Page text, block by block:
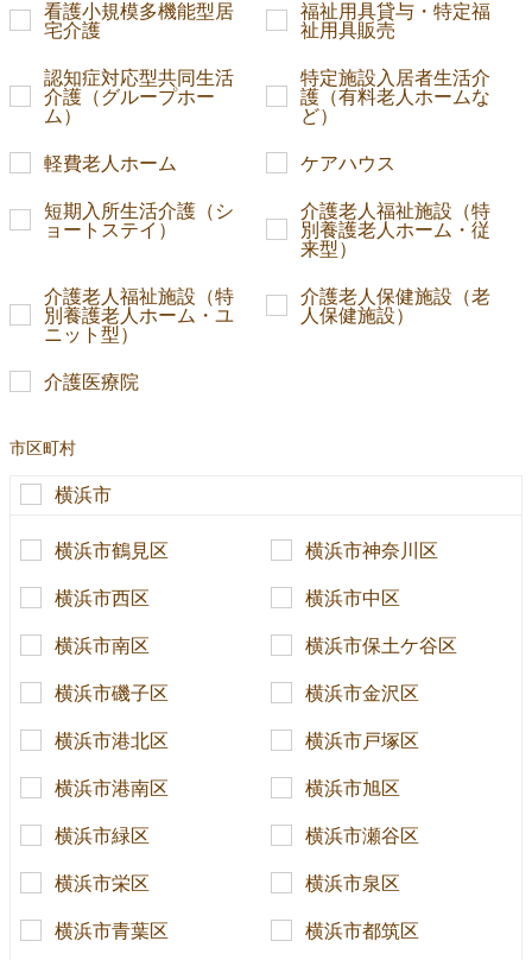
看護小規模多機能型居
宅介護
福祉用具貸与・特定福
祉用具販売
認知症対応型共同生活
介護（グループホー
ム）
特定施設入居者生活介
護（有料老人ホームな
ど）
軽費老人ホーム ケアハウス
短期入所生活介護（シ
ョートステイ）
介護老人福祉施設（特
別養護老人ホーム・従
来型）
介護老人福祉施設（特
別養護老人ホーム・ユ
ニット型）
介護老人保健施設（老
人保健施設）
介護医療院
市区町村
横浜市
横浜市鶴見区 横浜市神奈川区
横浜市西区 横浜市中区
横浜市南区 横浜市保土ケ谷区
横浜市磯子区 横浜市金沢区
横浜市港北区 横浜市戸塚区
横浜市港南区 横浜市旭区
横浜市緑区 横浜市瀬谷区
横浜市栄区 横浜市泉区
横浜市青葉区 横浜市都筑区